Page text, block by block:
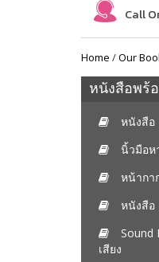
Call
Home /Our
หนังสือพร้
หนังสือ
นิ้วมือห
หน้ากา
หนังสือ
เสียง